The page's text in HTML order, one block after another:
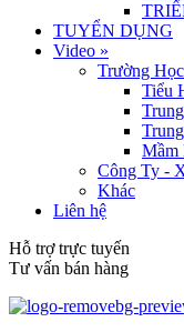
TUYỂN DỤNG
Video »
Trường Học
Tiểu
Mầm
Công Ty -
Khác
Liên hệ
Hỗ trợ trực tuyến
Tư vấn bán hàng